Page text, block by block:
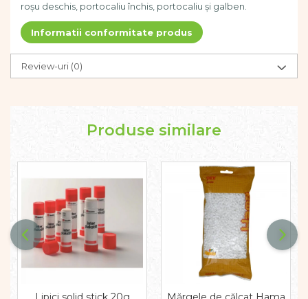
Lumina
Lumini si culori
Magnetism
Matematica
Pregătire pentru școală
Sortare si numarare
Hama Maxi Sticks
Margele HAMA MAXI
Mărgele HAMA MIDI
Mărgele HAMA MINI
Perceperea timpului -
TimeTimer
roșu deschis, portocaliu închis, portocaliu și galben.
Informatii conformitate produs
Review-uri (0)
Produse similare